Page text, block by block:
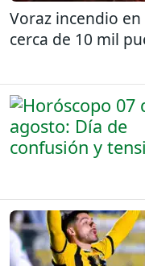
Voraz incendio
cerca de 10 mil